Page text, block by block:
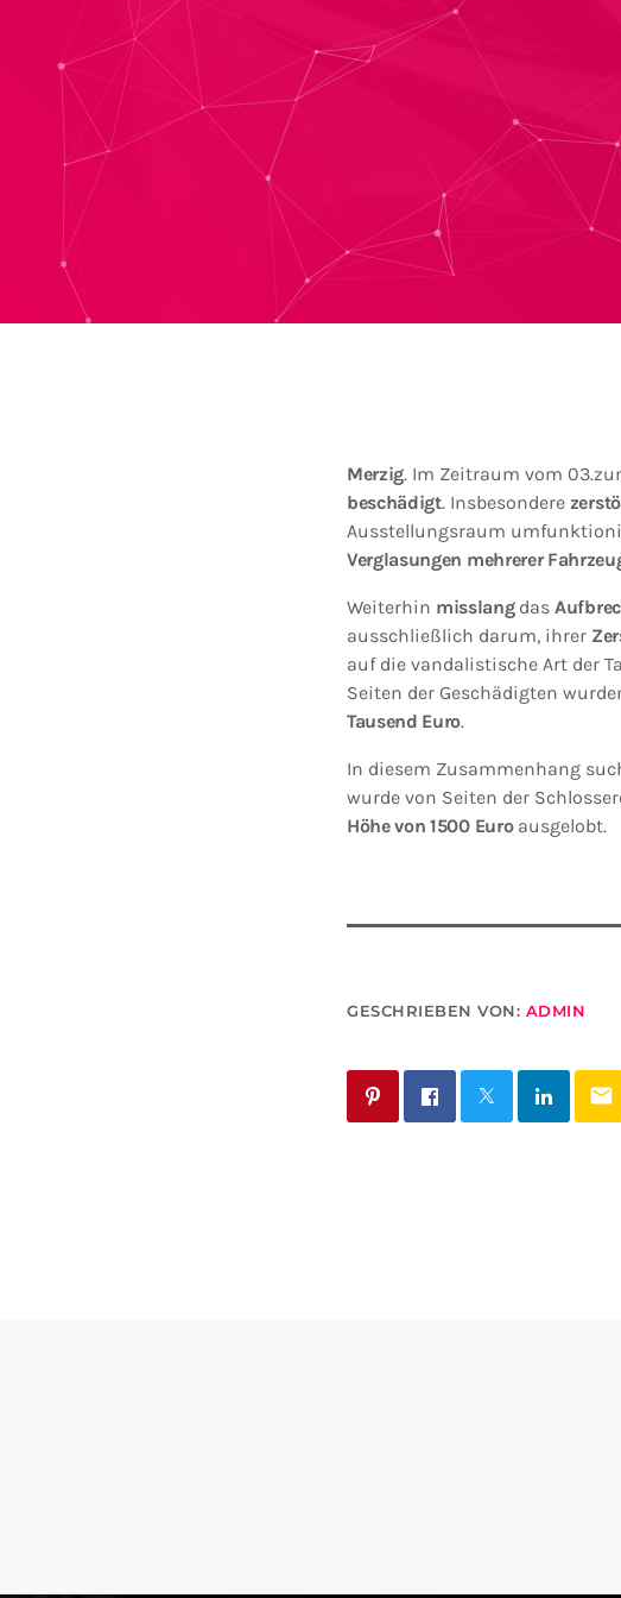
Merzig. Im Zeitraum vom
beschädigt. Insbesondere
Ausstellungsraum
Verglasungen mehrerer
Weiterhin misslang das
ausschließlich darum, ihrer
auf die vandalistische Art der
Seiten der Geschädigten
Tausend Euro.
In diesem Zusammenhang
wurde von Seiten der
Höhe von 1500 Euroausgelobt.
GESCHRIEBEN VON: ADMIN
email